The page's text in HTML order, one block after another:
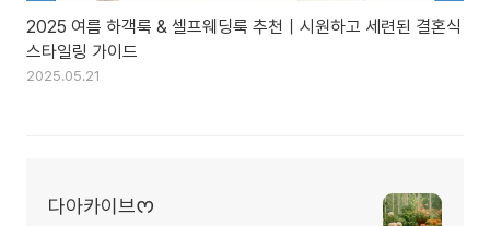
2025 여름 하객룩 & 셀프웨딩룩 추천｜시원하고 세련된 결혼식
스타일링 가이드
2025.05.21
다아카이브ᰔ